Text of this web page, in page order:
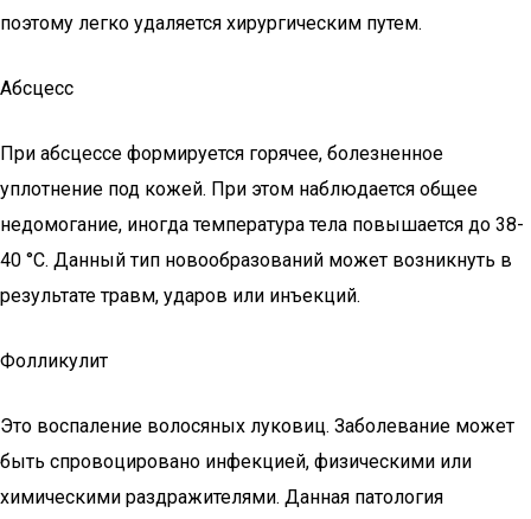
поэтому легко удаляется хирургическим путем.
Абсцесс
При абсцессе формируется горячее, болезненное
уплотнение под кожей. При этом наблюдается общее
недомогание, иногда температура тела повышается до 38-
40 °С. Данный тип новообразований может возникнуть в
результате травм, ударов или инъекций.
Фолликулит
Это воспаление волосяных луковиц. Заболевание может
быть спровоцировано инфекцией, физическими или
химическими раздражителями. Данная патология